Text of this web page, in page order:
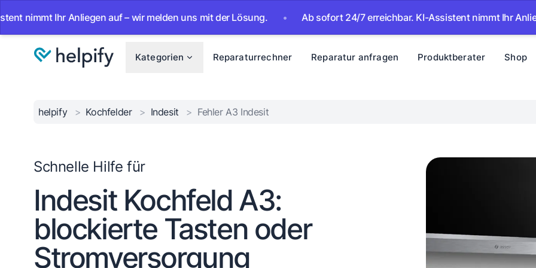
Ihr Anliegen auf – wir melden uns mit der Lösung. • Ab sofort 24/7 erreichbar. KI-Assistent nimmt Ihr Anliegen
Kategorien Reparaturrechner Reparatur anfragen Produktberater Shop
helpify > Kochfelder > Indesit > Fehler A3 Indesit
Schnelle Hilfe für
Indesit Kochfeld A3:
blockierte Tasten oder
Stromversorgung